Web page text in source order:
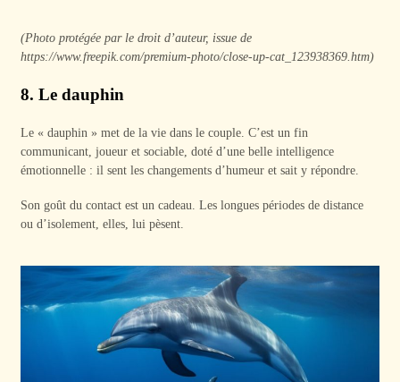
(Photo protégée par le droit d’auteur, issue de
https://www.freepik.com/premium-photo/close-up-cat_123938369.htm)
8. Le dauphin
Le « dauphin » met de la vie dans le couple. C’est un fin
communicant, joueur et sociable, doté d’une belle intelligence
émotionnelle : il sent les changements d’humeur et sait y répondre.
Son goût du contact est un cadeau. Les longues périodes de distance
ou d’isolement, elles, lui pèsent.